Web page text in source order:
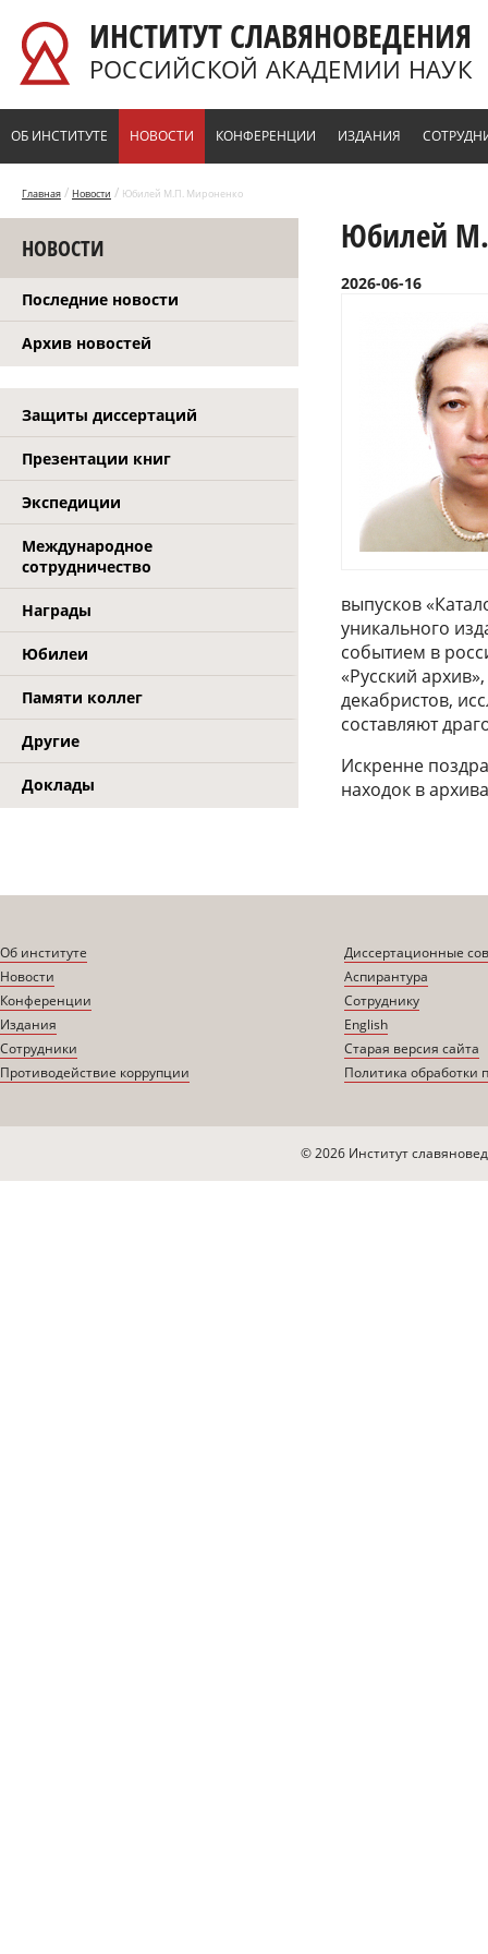
ИНСТИТУТ СЛАВЯНОВЕДЕНИЯ
РОССИЙСКОЙ АКАДЕМИИ НАУК
ОБ ИНСТИТУТЕ НОВОСТИ КОНФЕРЕНЦИИ ИЗДАНИЯ
Главная / Новости / Юбилей М.П. Мироненко
НОВОСТИ
Последние новости
Архив новостей
Защиты диссертаций
Презентации книг
Экспедиции
Международное
сотрудничество
Награды
Юбилеи
Памяти коллег
Другие
Доклады
Юбилей
2026-06-16
выпусков
уникального
событием в
«Русский
декабристов,
составляют
Искренне
находок в
Об институте
Новости
Конференции
Издания
Сотрудники
Противодействие коррупции
Диссертационные
Аспирантура
Сотруднику
English
Старая версия сайта
Политика обработки
© 2026 Институт